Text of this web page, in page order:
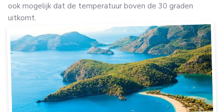
ook mogelijk dat de temperatuur boven de 30 graden
uitkomt.